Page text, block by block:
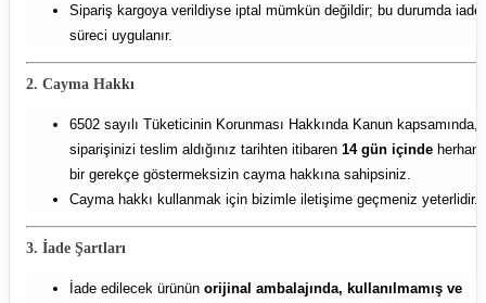
Sipariş kargoya verildiyse iptal mümkün değildir; bu durumda iade
süreci uygulanır.
2. Cayma Hakkı
6502 sayılı Tüketicinin Korunması Hakkında Kanun kapsamında,
siparişinizi teslim aldığınız tarihten itibaren 14 gün içinde
bir gerekçe göstermeksizin cayma hakkına sahipsiniz.
Cayma hakkı kullanmak için bizimle iletişime geçmeniz yeterlidir.
3. İade Şartları
İade edilecek ürünün orijinal ambalajında, kullanılmamış ve